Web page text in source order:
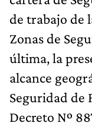
de trabajo de
Zonas de
última, la
alcance
Seguridad de
Decreto Nº